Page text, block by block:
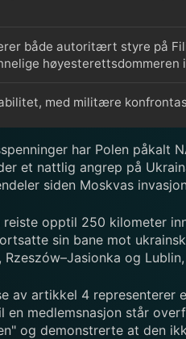
både autoritært styre på
høyesterettsdommeren i
med militære
har Polen
et nattlig angrep på
siden Moskvas
opptil 250 kilometer
sin bane mot
og
av artikkel 4
medlemsnasjon står
og demonstrerte at den